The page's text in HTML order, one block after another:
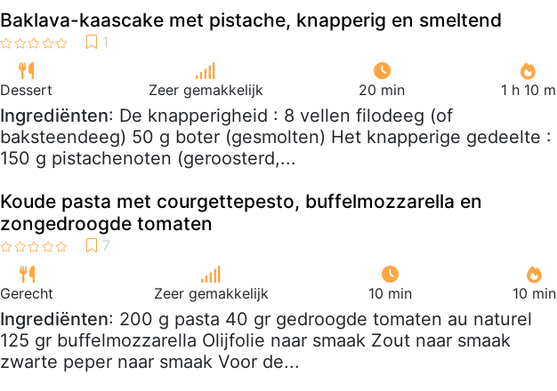
Baklava-kaascake met pistache, knapperig en smeltend
Dessert Zeer gemakkelijk 20 min 1 h 10 m
Ingrediënten: De knapperigheid : 8 vellen filodeeg (of
baksteendeeg) 50 g boter (gesmolten) Het knapperige gedeelte :
150 g pistachenoten (geroosterd,...
Koude pasta met courgettepesto, buffelmozzarella en
zongedroogde tomaten
Gerecht Zeer gemakkelijk 10 min 10 min
Ingrediënten: 200 g pasta 40 gr gedroogde tomaten au naturel
125 gr buffelmozzarella Olijfolie naar smaak Zout naar smaak
zwarte peper naar smaak Voor de...